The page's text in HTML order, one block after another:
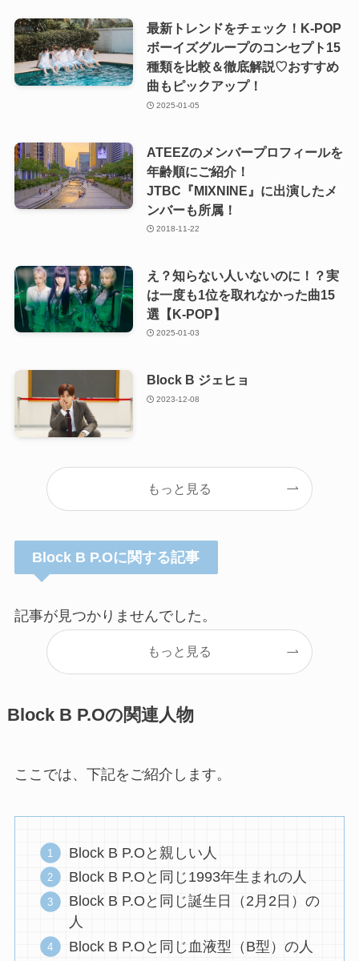
最新トレンドをチェック！K-POP
ボーイズグループのコンセプト15
種類を比較＆徹底解説♡おすすめ
曲もピックアップ！
2025-01-05
ATEEZのメンバープロフィールを
年齢順にご紹介！
JTBC『MIXNINE』に出演したメ
ンバーも所属！
2018-11-22
え？知らない人いないのに！？実
は一度も1位を取れなかった曲15
選【K-POP】
2025-01-03
Block B ジェヒョ
2023-12-08
もっと見る
Block B P.Oに関する記事
記事が見つかりませんでした。
もっと見る
Block B P.Oの関連人物
ここでは、下記をご紹介します。
Block B P.Oと親しい人
Block B P.Oと同じ1993年生まれの人
Block B P.Oと同じ誕生日（2月2日）の
人
Block B P.Oと同じ血液型（B型）の人